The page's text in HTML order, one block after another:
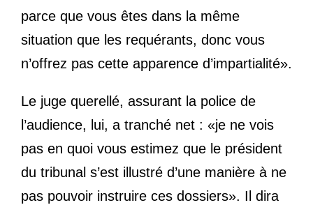
parce que vous êtes dans la même
situation que les requérants, donc vous
n’offrez pas cette apparence d’impartialité».
Le juge querellé, assurant la police de
l’audience, lui, a tranché net : «je ne vois
pas en quoi vous estimez que le président
du tribunal s’est illustré d’une manière à ne
pas pouvoir instruire ces dossiers». Il dira